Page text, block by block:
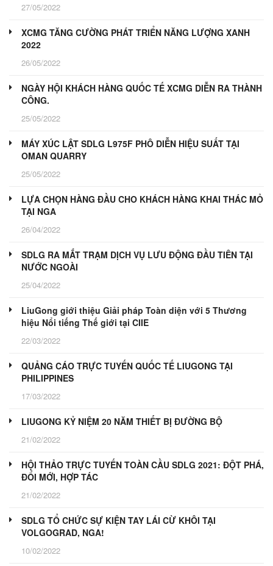
27/05/2022
XCMG TĂNG CƯỜNG PHÁT TRIỂN NĂNG LƯỢNG XANH
2022
26/05/2022
NGÀY HỘI KHÁCH HÀNG QUỐC TẾ XCMG DIỄN RA THÀNH
CÔNG.
25/05/2022
MÁY XÚC LẬT SDLG L975F PHÔ DIỄN HIỆU SUẤT TẠI
OMAN QUARRY
25/05/2022
LỰA CHỌN HÀNG ĐẦU CHO KHÁCH HÀNG KHAI THÁC MỎ
TẠI NGA
26/04/2022
SDLG RA MẮT TRẠM DỊCH VỤ LƯU ĐỘNG ĐẦU TIÊN TẠI
NƯỚC NGOÀI
25/04/2022
LiuGong giới thiệu Giải pháp Toàn diện với 5 Thương
hiệu Nổi tiếng Thế giới tại CIIE
22/03/2022
QUẢNG CÁO TRỰC TUYẾN QUỐC TẾ LIUGONG TẠI
PHILIPPINES
17/03/2022
LIUGONG KỶ NIỆM 20 NĂM THIẾT BỊ ĐƯỜNG BỘ
21/02/2022
HỘI THẢO TRỰC TUYẾN TOÀN CẦU SDLG 2021: ĐỘT PHÁ,
ĐỔI MỚI, HỢP TÁC
21/02/2022
SDLG TỔ CHỨC SỰ KIỆN TAY LÁI CỪ KHÔI TẠI
VOLGOGRAD, NGA!
10/02/2022